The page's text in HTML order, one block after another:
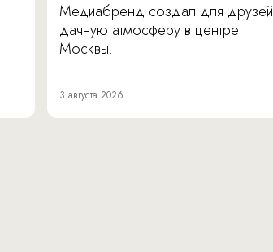
Медиабренд создал для друзей
дачную атмосферу в центре
Москвы.
3 августа 2026